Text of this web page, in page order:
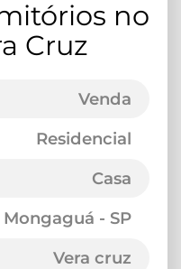
no
Cruz
Venda
Residencial
Casa
Mongaguá - SP
Vera cruz